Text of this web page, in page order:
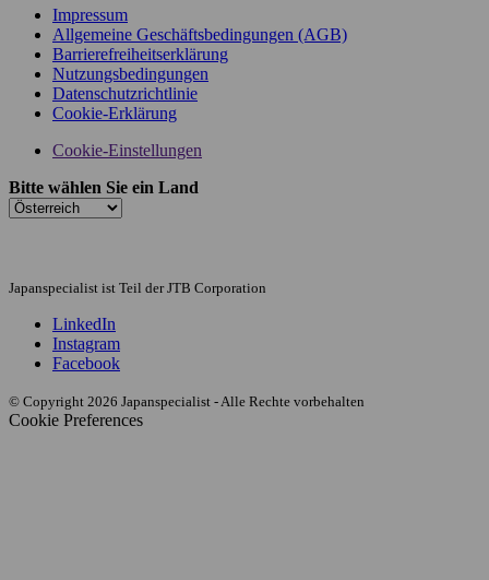
Impressum
Allgemeine Geschäftsbedingungen (AGB)
Barrierefreiheitserklärung
Nutzungsbedingungen
Datenschutzrichtlinie
Cookie-Erklärung
Cookie-Einstellungen
Bitte wählen Sie ein Land
Japanspecialist ist Teil der JTB Corporation
LinkedIn
Instagram
Facebook
© Copyright 2026 Japanspecialist - Alle Rechte vorbehalten
Cookie Preferences